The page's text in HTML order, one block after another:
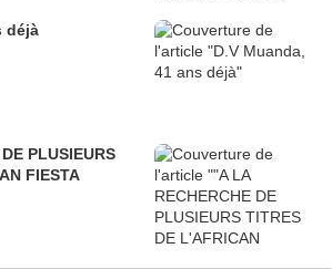
déjà
PLUSIEURS
FIESTA